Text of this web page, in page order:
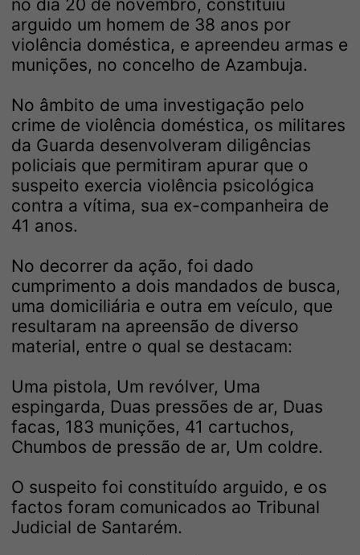
no dia 20 de novembro, constituiu
arguido um homem de 38 anos por
violência doméstica, e apreendeu armas e
munições, no concelho de Azambuja.
No âmbito de uma investigação pelo
crime de violência doméstica, os militares
da Guarda desenvolveram diligências
policiais que permitiram apurar que o
suspeito exercia violência psicológica
contra a vítima, sua ex-companheira de
41 anos.
No decorrer da ação, foi dado
cumprimento a dois mandados de busca,
uma domiciliária e outra em veículo, que
resultaram na apreensão de diverso
material, entre o qual se destacam:
Uma pistola, Um revólver, Uma
espingarda, Duas pressões de ar, Duas
facas, 183 munições, 41 cartuchos,
Chumbos de pressão de ar, Um coldre.
O suspeito foi constituído arguido, e os
factos foram comunicados ao Tribunal
Judicial de Santarém.